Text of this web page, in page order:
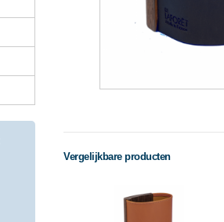
Vergelijkbare producten